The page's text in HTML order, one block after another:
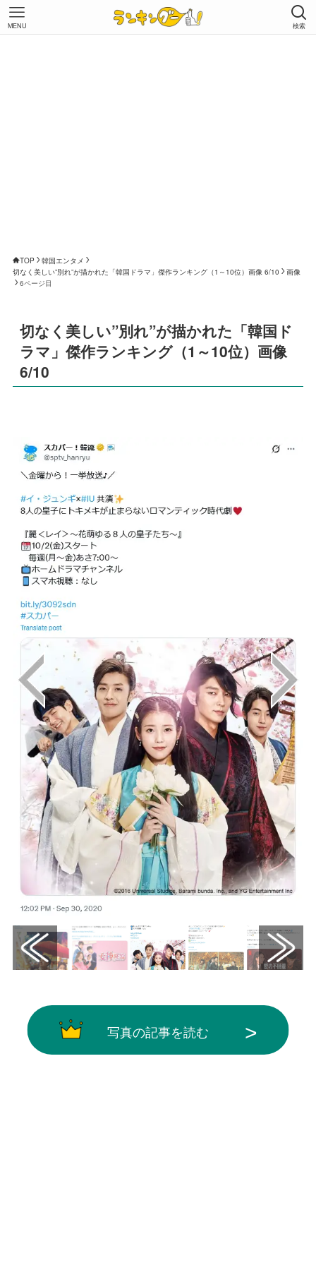
検索
MENU
TOP
韓国エンタメ
切なく美しい”別れ”が描かれた「韓国ドラマ」傑作ランキング（1～10位）画像 6/10
画像
6ページ目
切なく美しい”別れ”が描かれた「韓国ド
ラマ」傑作ランキング（1～10位）画像
6/10
写真の記事を読む